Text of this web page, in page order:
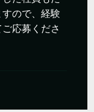
ので、経験
応募くださ